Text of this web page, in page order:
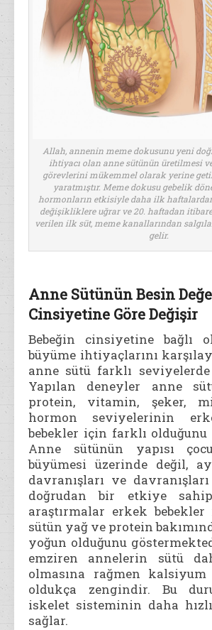
Allah, annenin meme dokusunu yeni
ihtiyacı olan anne sütünün üretilmesi
görevlerini mükemmel olarak yerine
yaratmıştır. Meme dokusu gebelik
hormonların etkisiyle daha ilk
değişikliklere uğrar ve 20. haftadan
verilen ilk süt, meme kanallarından
gelir.
Anne Sütünün Besin
Cinsiyetine Göre Değişir
Bebeğin cinsiyetine bağlı
büyüme ihtiyaçlarını
anne sütü farklı
Yapılan deneyler anne
protein, vitamin, şeker,
hormon seviyelerinin
bebekler için farklı
Anne sütünün yapısı
büyümesi üzerinde değil,
davranışları ve
doğrudan bir etkiye
araştırmalar erkek
sütün yağ ve protein
yoğun olduğunu
emziren annelerin sütü
olmasına rağmen kalsiyum
oldukça zengindir. Bu
iskelet sisteminin daha
sağlar.